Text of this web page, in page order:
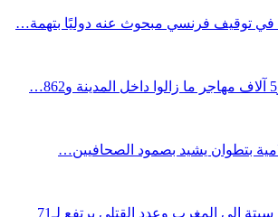
في توقيف فرنسي مبحوث عنه دوليًا بتهمة…
بتطوان يشيد بصمود الصحافيين…